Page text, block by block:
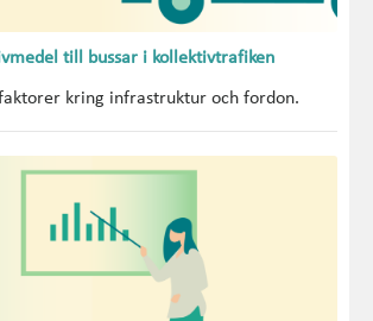
till bussar i kollektivtrafiken
kring infrastruktur och fordon.